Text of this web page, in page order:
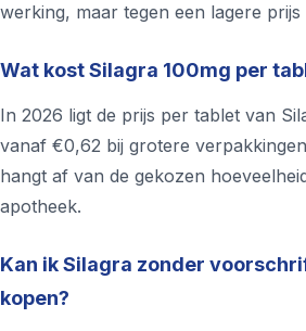
werking, maar tegen een lagere
Wat kost Silagra 100mg per
In 2026 ligt de prijs per tablet van
vanaf €0,62 bij grotere
hangt af van de gekozen
apotheek.
Kan ik Silagra zonder
kopen?